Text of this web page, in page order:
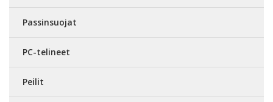
Passinsuojat
PC-telineet
Peilit